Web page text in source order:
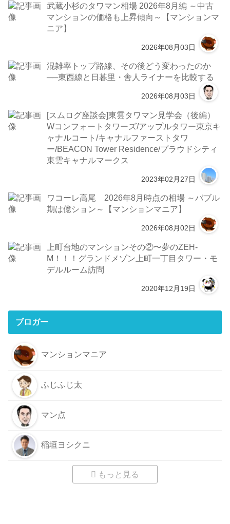
武蔵小杉のタワマン相場 2026年8月編 ～中古
マンションの価格も上昇傾向～【マンションマ
ニア】
2026年08月03日
混雑率トップ路線、その後どう変わったのか
──東西線と日暮里・舎人ライナーを比較する
2026年08月03日
[スムログ座談会]東雲タワマン見学会（後編）
Wコンフォートタワーズ/アップルタワー東京キ
ャナルコート/キャナルファーストタワ
ー/BEACON Tower Residence/プラウドシティ
東雲キャナルマークス
2023年02月27日
ワコーレ高尾 2026年8月時点の相場 ～バブル
期は億ション～【マンションマニア】
2026年08月02日
上町台地のマンションその②〜夢のZEH-
M！！！グランドメゾン上町一丁目タワー・モ
デルルーム訪問
2020年12月19日
ブロガー
マンションマニア
ふじふじ太
マン点
稲垣ヨシクニ
もっと見る